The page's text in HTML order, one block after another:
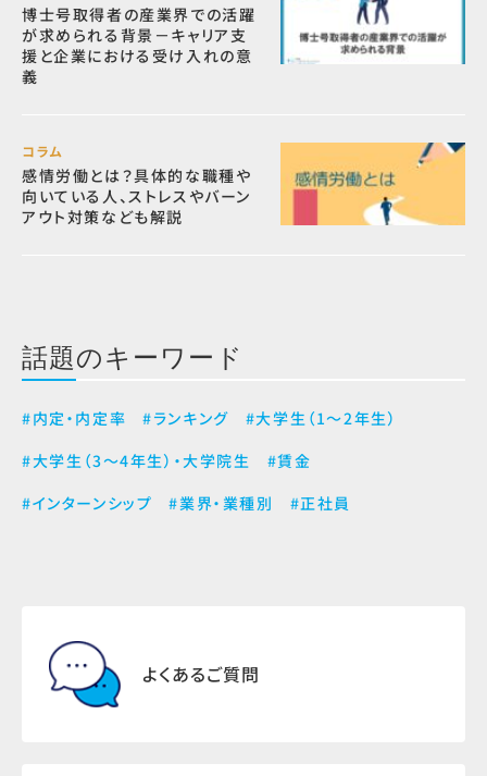
博士号取得者の産業界での活躍
が求められる背景－キャリア支
援と企業における受け入れの意
義
コラム
感情労働とは？具体的な職種や
向いている人、ストレスやバーン
アウト対策なども解説
話題のキーワード
#内定・内定率 #ランキング
#大学生（1～2年生）
#大学生（3～4年生）・大学院生
#賃金
#インターンシップ
#業界・業種別 #正社員
よくあるご質問